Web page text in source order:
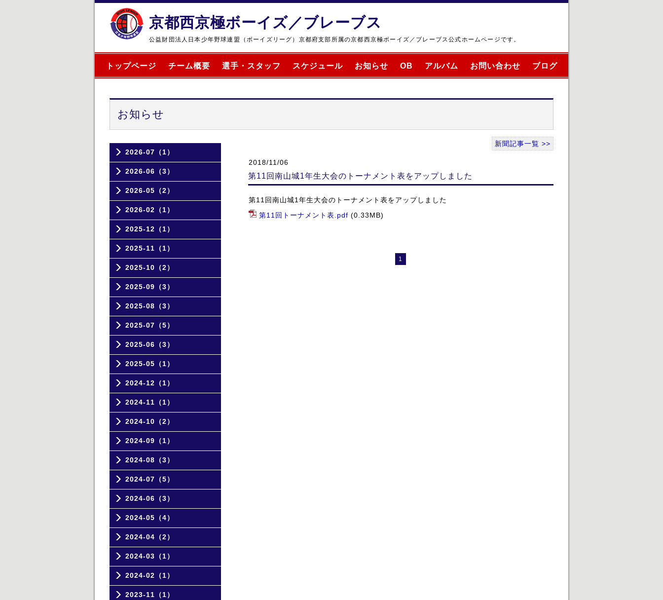
京都西京極ボーイズ／ブレーブス
公益財団法人日本少年野球連盟（ボーイズリーグ）京都府支部所属の京都西京極ボーイズ／ブレーブス公式ホームページです。
トップページ チーム概要 選手・スタッフ スケジュール お知らせ OB アルバム お問い合わせ ブログ
2026-07（1）
2026-06（3）
2026-05（2）
2026-02（1）
2025-12（1）
2025-11（1）
2025-10（2）
2025-09（3）
2025-08（3）
2025-07（5）
2025-06（3）
2025-05（1）
2024-12（1）
2024-11（1）
2024-10（2）
2024-09（1）
2024-08（3）
2024-07（5）
2024-06（3）
2024-05（4）
2024-04（2）
2024-03（1）
2024-02（1）
2023-11（1）
お知らせ
新聞記事一覧 >>
2018/11/06
第11回南山城1年生大会のトーナメント表をアップしました
第11回南山城1年生大会のトーナメント表をアップしました
第11回トーナメント表.pdf (0.33MB)
1